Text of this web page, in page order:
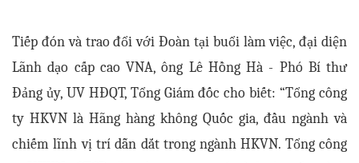
Tiếp đón và trao đổi với Đoàn tại buổi làm việc, đại diện
Lãnh dạo cấp cao VNA, ông Lê Hồng Hà - Phó Bí thư
Đảng ủy, UV HĐQT, Tổng Giám đốc cho biết: “Tổng công
ty HKVN là Hãng hàng không Quốc gia, đầu ngành và
chiếm lĩnh vị trí dẫn dắt trong ngành HKVN. Tổng công